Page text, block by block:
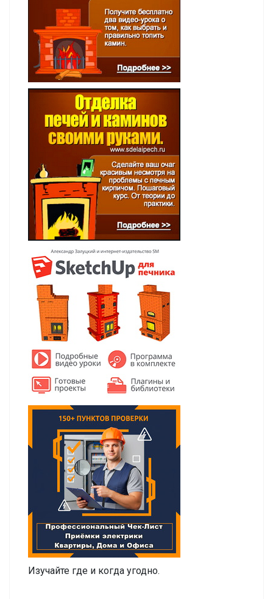
Изучайте где и когда угодно.